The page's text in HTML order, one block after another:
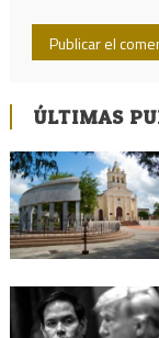
ÚLTIMAS